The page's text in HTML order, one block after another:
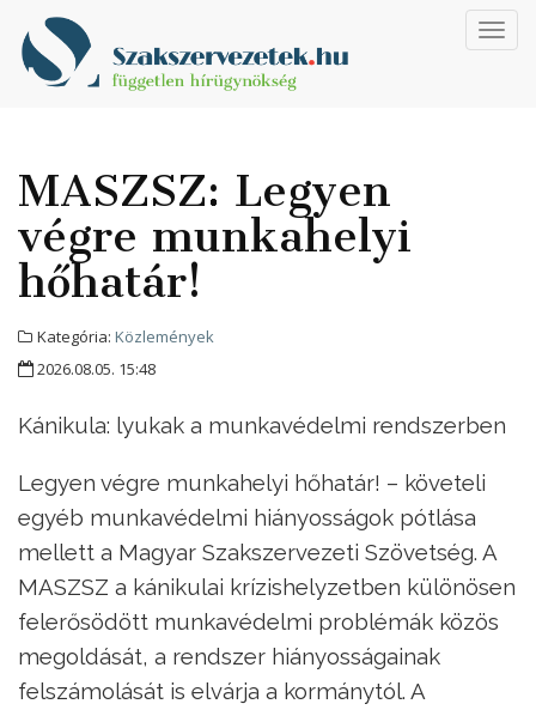
MASZSZ: Legyen
végre munkahelyi
hőhatár!
Kategória: Közlemények
2026.08.05. 15:48
Kánikula: lyukak a munkavédelmi rendszerben
Legyen végre munkahelyi hőhatár! – követeli
egyéb munkavédelmi hiányosságok pótlása
mellett a Magyar Szakszervezeti Szövetség. A
MASZSZ a kánikulai krízishelyzetben különösen
felerősödött munkavédelmi problémák közös
megoldását, a rendszer hiányosságainak
felszámolását is elvárja a kormánytól. A